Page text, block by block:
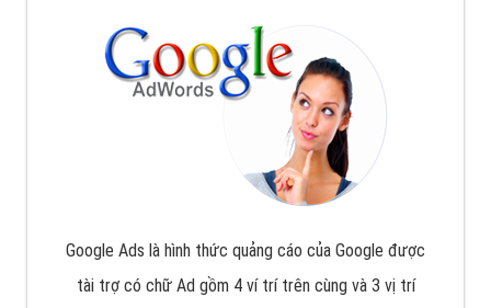
Google Ads là hình thức quảng cáo của Google được
tài trợ có chữ Ad gồm 4 ví trí trên cùng và 3 vị trí